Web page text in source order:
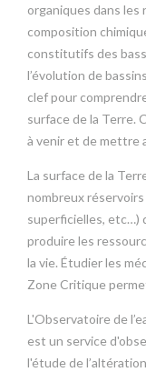
organiques dans les
composition
constitutifs des
l’évolution de
clef pour
surface de la Terre.
à venir et de mettre
La surface de la
nombreux
superficielles, etc…)
produire les
la vie. Étudier les
Zone Critique
L'Observatoire de
est un service
l'étude de